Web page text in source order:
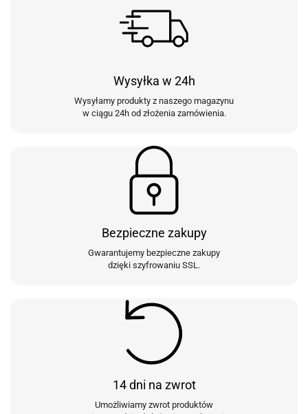
Wysyłka w 24h
Wysyłamy produkty z naszego magazynu
w ciągu 24h od złożenia zamówienia.
Bezpieczne zakupy
Gwarantujemy bezpieczne zakupy
dzięki szyfrowaniu SSL.
14 dni na zwrot
Umożliwiamy zwrot produktów